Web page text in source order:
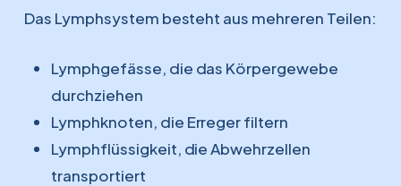
Das Lymphsystem besteht aus mehreren Teilen:
Lymphgefässe, die das Körpergewebe
durchziehen
Lymphknoten, die Erreger filtern
Lymphflüssigkeit, die Abwehrzellen
transportiert